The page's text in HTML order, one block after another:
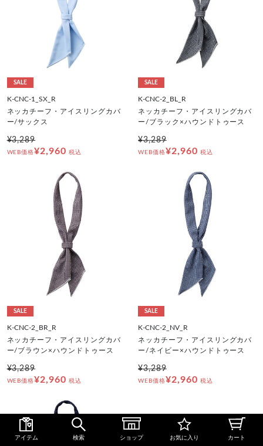
SALE
K-CNC-1_SX_R
ネッカチーフ・アイスリングカバ
ー/サックス
¥3,289
WEB価格¥2,960 税込
SALE
K-CNC-2_BL_R
ネッカチーフ・アイスリングカバ
ー/ブラック×ハウンドトゥース
¥3,289
WEB価格¥2,960 税込
SALE
K-CNC-2_BR_R
ネッカチーフ・アイスリングカバ
ー/ブラウン×ハウンドトゥース
¥3,289
WEB価格¥2,960 税込
SALE
K-CNC-2_NV_R
ネッカチーフ・アイスリングカバ
ー/ネイビー×ハウンドトゥース
¥3,289
WEB価格¥2,960 税込
アイテム 検索 ショップ お気に入り カート